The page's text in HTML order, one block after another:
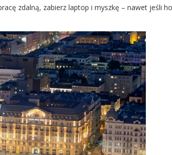
zdalną, zabierz laptop i myszkę – nawet jeśli